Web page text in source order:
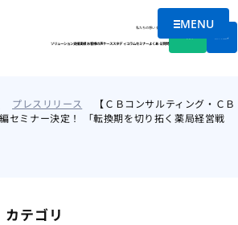
メニュー
MENU
私たちの想い会社情報
ソリューション支援実績お客様の声ケーススタディコラムセミナーよくある質問
プレスリリース
【ＣＢコンサルティング・ＣＢ
セミナー決定！ 「転換期を切り拓く薬局経営戦
ンサルティン
カテゴリ